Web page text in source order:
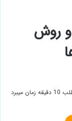
روش
میبرد